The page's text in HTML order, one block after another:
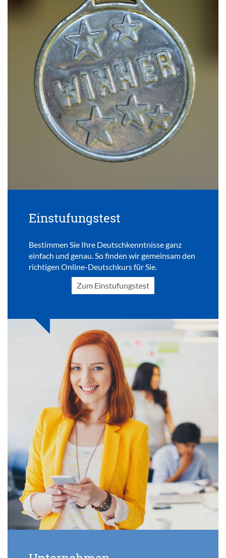
Einstufungstest
Bestimmen Sie Ihre Deutschkenntnisse ganz
einfach und genau. So finden wir gemeinsam den
richtigen Online-Deutschkurs für Sie.
Zum Einstufungstest